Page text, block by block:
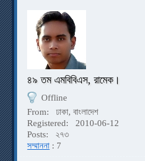
৪৯ তম এমবিবিএস, রামেক।
Offline
From:
ঢাকা, বাংলাদেশ
Registered:
2010-06-12
Posts:
২৭৩
সম্মাননা : 7